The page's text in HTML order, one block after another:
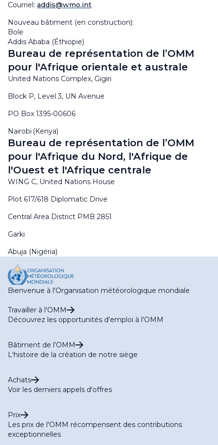
Courriel: addis@wmo.int
Nouveau bâtiment (en construction):
Bole
Addis Ababa (Éthiopie)
Bureau de représentation de l’OMM
pour l'Afrique orientale et australe
United Nations Complex, Gigiri
Block P, Level 3, UN Avenue
PO Box 1395-00606
Nairobi (Kenya)
Bureau de représentation de l’OMM
pour l'Afrique du Nord, l'Afrique de
l'Ouest et l'Afrique centrale
WING C, United Nations House
Plot 617/618 Diplomatic Drive
Central Area District PMB 2851
Garki
Abuja (Nigéria)
Bienvenue à l'Organisation météorologique mondiale
Travailler à l'OMM
Découvrez les opportunités d'emploi à l'OMM
Bâtiment de l’OMM
L'histoire de la création de notre siège
Achats
Voir les derniers appels d'offres
Prix
Les prix de l'OMM récompensent des contributions
exceptionnelles